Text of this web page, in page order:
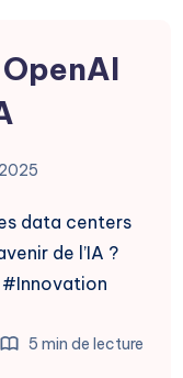
data centers
de l’IA ?
5 min de lecture